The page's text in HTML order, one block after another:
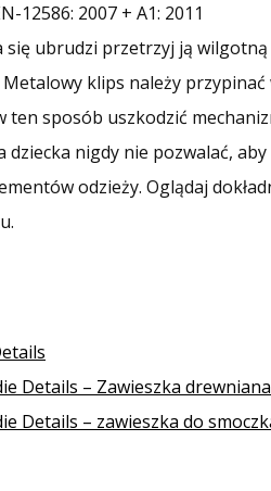
12586: 2007 + A1: 2011
się ubrudzi przetrzyj ją
klips należy
ten sposób uszkodzić
dziecka nigdy nie pozwalać,
odzieży. Oglądaj
Details – Zawieszka
Details – zawieszka do